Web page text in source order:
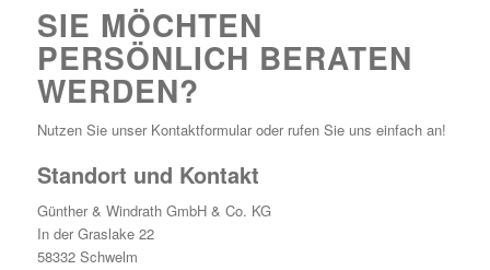
SIE MÖCHTEN
PERSÖNLICH BERATEN
WERDEN?
Nutzen Sie unser Kontaktformular oder rufen Sie uns einfach an!
Standort und Kontakt
Günther & Windrath GmbH & Co. KG
In der Graslake 22
58332 Schwelm